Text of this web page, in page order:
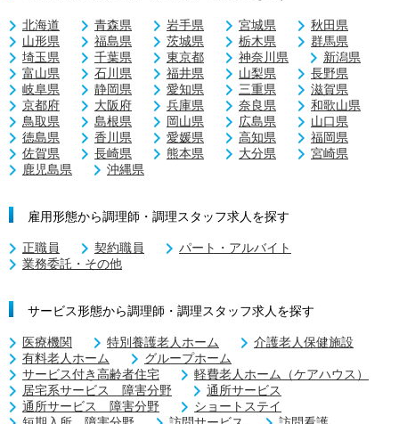
北海道 青森県 岩手県 宮城県
秋田県
山形県
福島県 茨城県 栃木県
群馬県
埼玉県
千葉県 東京都 神奈川県
新潟県
富山県
石川県 福井県 山梨県
長野県
岐阜県
静岡県 愛知県 三重県
滋賀県
京都府
大阪府 兵庫県 奈良県
和歌山県
鳥取県
島根県 岡山県 広島県
山口県
徳島県
香川県 愛媛県 高知県
福岡県
佐賀県
長崎県 熊本県 大分県
宮崎県
鹿児島県
沖縄県
雇用形態から調理師・調理スタッフ求人を探す
正職員 契約職員
パート・アルバイト
業務委託・その他
サービス形態から調理師・調理スタッフ求人を探す
医療機関 特別養護老人ホーム
介護老人保健施設
有料老人ホーム
グループホーム
サービス付き高齢者住宅
軽費老人ホーム（ケアハウス）
居宅系サービス 障害分野
通所サービス
通所サービス 障害分野
ショートステイ